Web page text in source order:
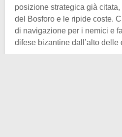
posizione strategica già
del Bosforo e le ripide coste.
di navigazione per i nemici e
difese bizantine dall’alto delle